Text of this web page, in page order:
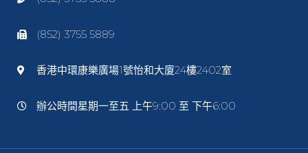
(852) 3755 5889
香港中環康樂廣場1號怡和大廈24樓2402室
辦公時間星期一至五 上午9:00 至 下午6:00